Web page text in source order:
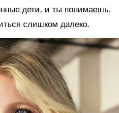
дети, и ты понимаешь,
слишком далеко.